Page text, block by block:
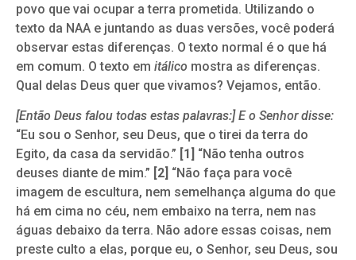
povo que vai ocupar a terra prometida. Utilizando o
texto da NAA e juntando as duas versões, você poderá
observar estas diferenças. O texto normal é o que há
em comum. O texto em itálico mostra as diferenças.
Qual delas Deus quer que vivamos? Vejamos, então.
[Então Deus falou todas estas palavras:] E o Senhor disse:
“Eu sou o Senhor, seu Deus, que o tirei da terra do
Egito, da casa da servidão.” [1]
“Não tenha outros
deuses diante de mim.” [2] “Não faça para você
imagem de escultura, nem semelhança alguma do que
há em cima no céu, nem embaixo na terra, nem nas
águas debaixo da terra. Não adore essas coisas, nem
preste culto a elas, porque eu, o Senhor, seu Deus, sou